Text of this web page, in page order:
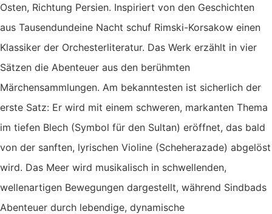
Osten, Richtung Persien. Inspiriert von den Geschichten
aus Tausendundeine Nacht schuf Rimski-Korsakow einen
Klassiker der Orchesterliteratur. Das Werk erzählt in vier
Sätzen die Abenteuer aus den berühmten
Märchensammlungen. Am bekanntesten ist sicherlich der
erste Satz: Er wird mit einem schweren, markanten Thema
im tiefen Blech (Symbol für den Sultan) eröffnet, das bald
von der sanften, lyrischen Violine (Scheherazade) abgelöst
wird. Das Meer wird musikalisch in schwellenden,
wellenartigen Bewegungen dargestellt, während Sindbads
Abenteuer durch lebendige, dynamische